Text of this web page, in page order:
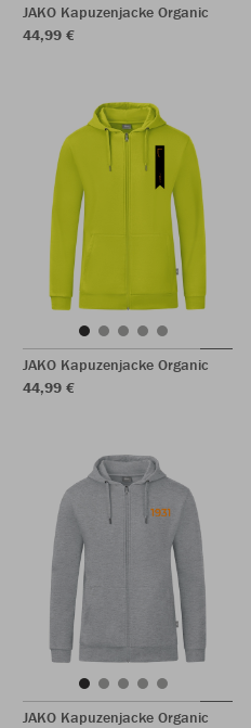
JAKO Kapuzenjacke Organic
44,99 €
JAKO Kapuzenjacke Organic
44,99 €
JAKO Kapuzenjacke Organic